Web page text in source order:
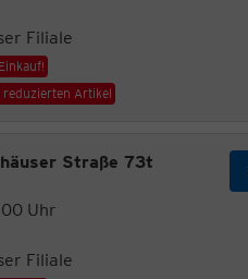
Filiale
Artikel
Straße 73t
Uhr
Filiale